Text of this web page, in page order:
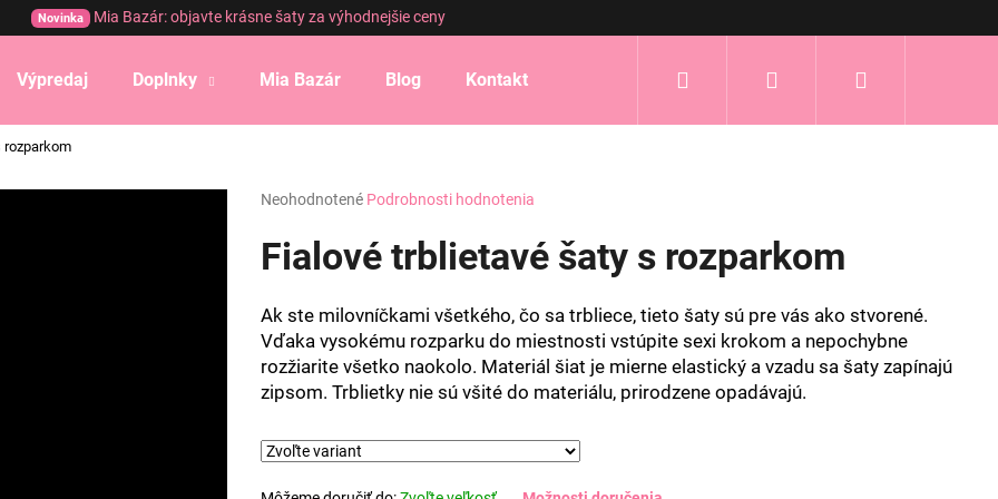
Novinka Mia Bazár: objavte krásne šaty za výhodnejšie ceny
Výpredaj Doplnky Mia Bazár Blog Kontakt Prihlásenie
rozparkom
Priemerné
produktu
je
5
hviezdičiek.
Neohodnotené Podrobnosti hodnotenia
Fialové trblietavé šaty s rozparkom
Ak ste milovníčkami všetkého, čo sa trbliece, tieto šaty sú pre vás ako stvorené.
Vďaka vysokému rozparku do miestnosti vstúpite sexi krokom a nepochybne
rozžiarite všetko naokolo. Materiál šiat je mierne elastický a vzadu sa šaty zapínajú
zipsom. Trblietky nie sú všité do materiálu, prirodzene opadávajú.
Čo potrebujete nájsť?
HĽADAŤ